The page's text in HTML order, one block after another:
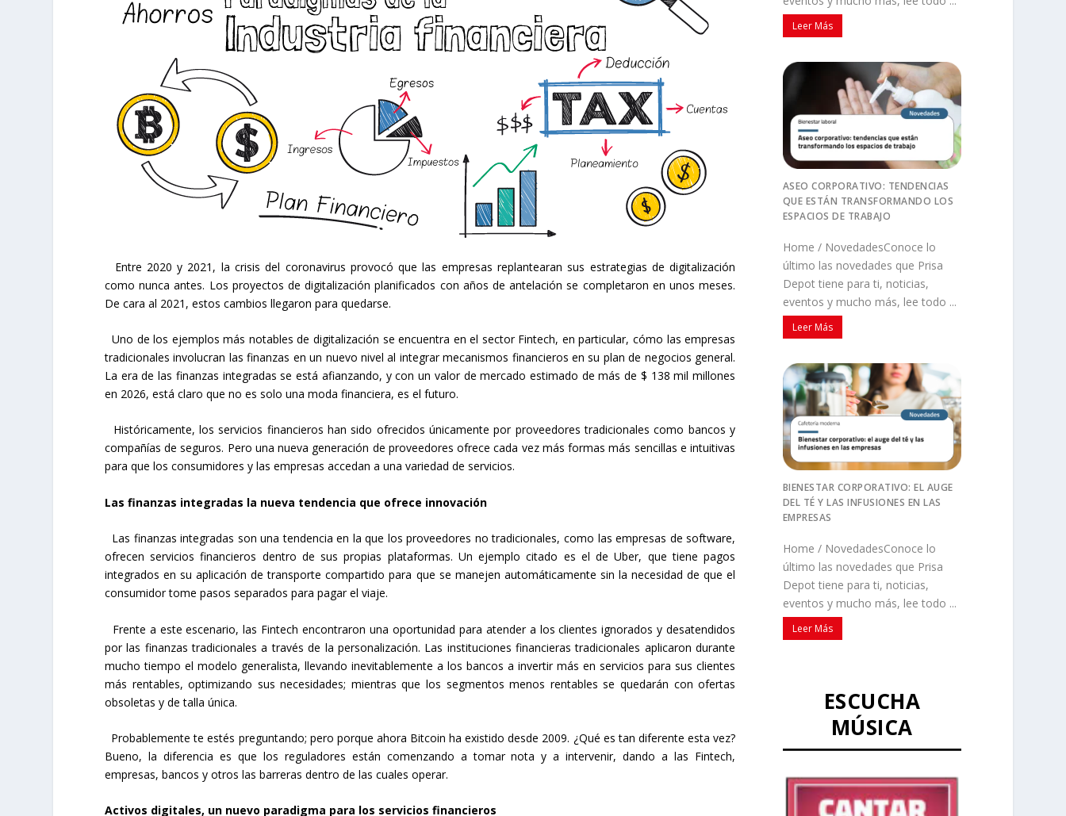
Entre 2020 y 2021, la crisis del coronavirus provocó que las empresas replantearan sus estrategias de digitalización
como nunca antes. Los proyectos de digitalización planificados con años de antelación se completaron en unos meses.
De cara al 2021, estos cambios llegaron para quedarse.
Uno de los ejemplos más notables de digitalización se encuentra en el sector Fintech, en particular, cómo las empresas
tradicionales involucran las finanzas en un nuevo nivel al integrar mecanismos financieros en su plan de negocios general.
La era de las finanzas integradas se está afianzando, y con un valor de mercado estimado de más de $ 138 mil millones
en 2026, está claro que no es solo una moda financiera, es el futuro.
Históricamente, los servicios financieros han sido ofrecidos únicamente por proveedores tradicionales como bancos y
compañías de seguros. Pero una nueva generación de proveedores ofrece cada vez más formas más sencillas e intuitivas
para que los consumidores y las empresas accedan a una variedad de servicios.
Las finanzas integradas la nueva tendencia que ofrece innovación
Las finanzas integradas son una tendencia en la que los proveedores no tradicionales, como las empresas de software,
ofrecen servicios financieros dentro de sus propias plataformas. Un ejemplo citado es el de Uber, que tiene pagos
integrados en su aplicación de transporte compartido para que se manejen automáticamente sin la necesidad de que el
consumidor tome pasos separados para pagar el viaje.
Frente a este escenario, las Fintech encontraron una oportunidad para atender a los clientes ignorados y desatendidos
por las finanzas tradicionales a través de la personalización. Las instituciones financieras tradicionales aplicaron durante
mucho tiempo el modelo generalista, llevando inevitablemente a los bancos a invertir más en servicios para sus clientes
más rentables, optimizando sus necesidades; mientras que los segmentos menos rentables se quedarán con ofertas
obsoletas y de talla única.
Probablemente te estés preguntando; pero porque ahora Bitcoin ha existido desde 2009. ¿Qué es tan diferente esta vez?
Bueno, la diferencia es que los reguladores están comenzando a tomar nota y a intervenir, dando a las Fintech,
empresas, bancos y otros las barreras dentro de las cuales operar.
Activos digitales, un nuevo paradigma para los servicios financieros
Leer Más
ASEO CORPORATIVO: TENDENCIAS
QUE ESTÁN TRANSFORMANDO LOS
ESPACIOS DE TRABAJO
Home / NovedadesConoce lo
último las novedades que Prisa
Depot tiene para ti, noticias,
eventos y mucho más, lee todo ...
Leer Más
BIENESTAR CORPORATIVO: EL AUGE
DEL TÉ Y LAS INFUSIONES EN LAS
EMPRESAS
Home / NovedadesConoce lo
último las novedades que Prisa
Depot tiene para ti, noticias,
eventos y mucho más, lee todo ...
Leer Más
ESCUCHA
MÚSICA